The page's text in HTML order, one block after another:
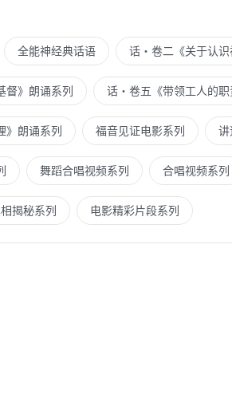
全能神经典话语 话・卷二《关于认
督》朗诵系列 话・卷五《带领工人的
》朗诵系列 福音见证电影系列
舞蹈合唱视频系列 合唱视频系列
揭秘系列 电影精彩片段系列